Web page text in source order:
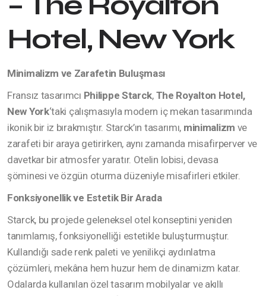
Hotel, New York
Minimalizm ve Zarafetin Buluşması
Fransız tasarımcı Philippe Starck, The Royalton Hotel,
New York‘taki çalışmasıyla modern iç mekan tasarımında
ikonik bir iz bırakmıştır. Starck’ın tasarımı, minimalizm ve
zarafeti bir araya getirirken, aynı zamanda misafirperver ve
davetkar bir atmosfer yaratır. Otelin lobisi, devasa
şöminesi ve özgün oturma düzeniyle misafirleri etkiler.
Fonksiyonellik ve Estetik Bir Arada
Starck, bu projede geleneksel otel konseptini yeniden
tanımlamış, fonksiyonelliği estetikle buluşturmuştur.
Kullandığı sade renk paleti ve yenilikçi aydınlatma
çözümleri, mekâna hem huzur hem de dinamizm katar.
Odalarda kullanılan özel tasarım mobilyalar ve akıllı